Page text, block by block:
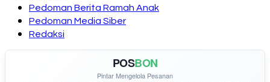
Pedoman Berita Ramah Anak
Pedoman Media Siber
Redaksi
POSBON
Pintar Mengelola Pesanan